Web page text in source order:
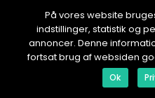
På vores website
indstillinger, statistik og
annoncer. Denne
fortsat brug af websiden
Ok